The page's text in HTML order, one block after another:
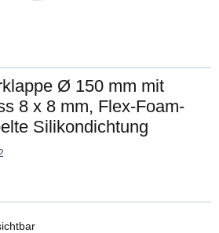
Ø 150 mm mit
8 x 8 mm, Flex-Foam-
Silikondichtung